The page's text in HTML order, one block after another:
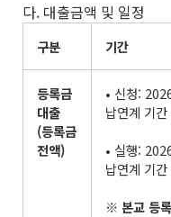
다. 대출금액 및 일정
구분 기간
등록금
대출
(등록금
전액)
• 신청:
납연계 기
• 실행:
납연계 기
※ 본교 등